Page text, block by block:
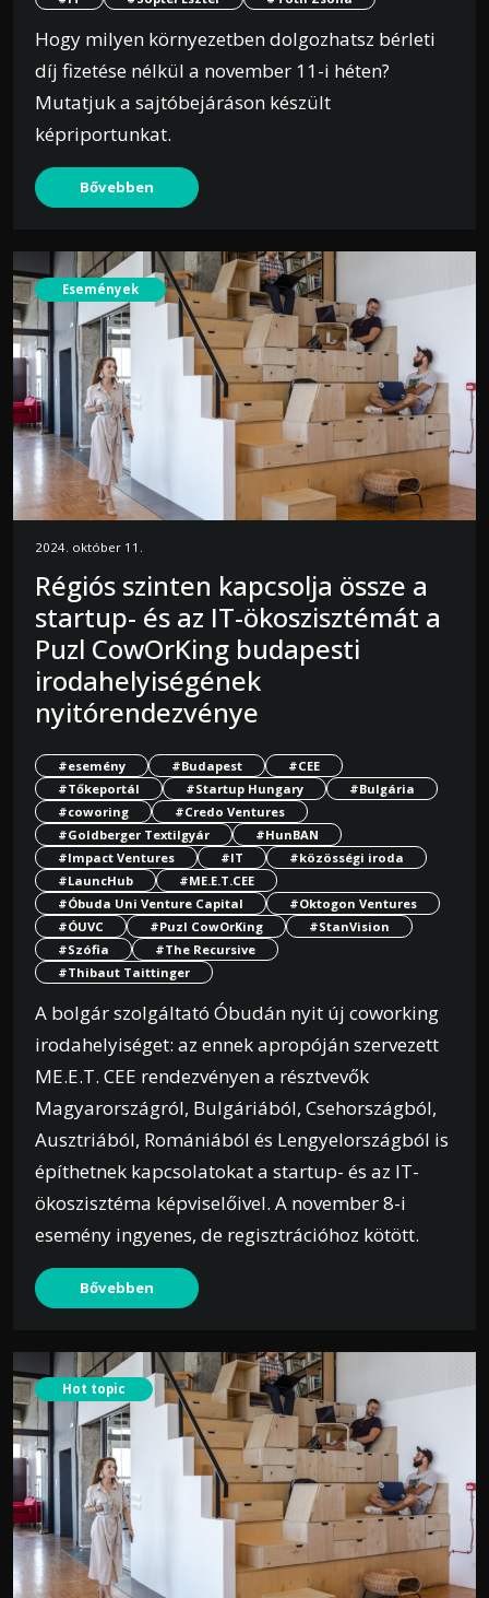
Hogy milyen környezetben dolgozhatsz bérleti
díj fizetése nélkül a november 11-i héten?
Mutatjuk a sajtóbejáráson készült
képriportunkat.
Bővebben
Események
2024. október 11.
Régiós szinten kapcsolja össze a
startup- és az IT-ökoszisztémát a
Puzl CowOrKing budapesti
irodahelyiségének
nyitórendezvénye
#esemény #Budapest
#CEE
#Tőkeportál
#Startup Hungary
#Bulgária
#coworing
#Credo Ventures
#Goldberger Textilgyár
#HunBAN
#Impact Ventures
#IT
#közösségi iroda
#LauncHub
#ME.E.T.CEE
#Óbuda Uni Venture Capital
#Oktogon Ventures
#ÓUVC
#Puzl CowOrKing
#StanVision
#Szófia
#The Recursive
#Thibaut Taittinger
A bolgár szolgáltató Óbudán nyit új coworking
irodahelyiséget: az ennek apropóján szervezett
ME.E.T. CEE rendezvényen a résztvevők
Magyarországról, Bulgáriából, Csehországból,
Ausztriából, Romániából és Lengyelországból is
építhetnek kapcsolatokat a startup- és az IT-
ökoszisztéma képviselőivel. A november 8-i
esemény ingyenes, de regisztrációhoz kötött.
Bővebben
Hot topic